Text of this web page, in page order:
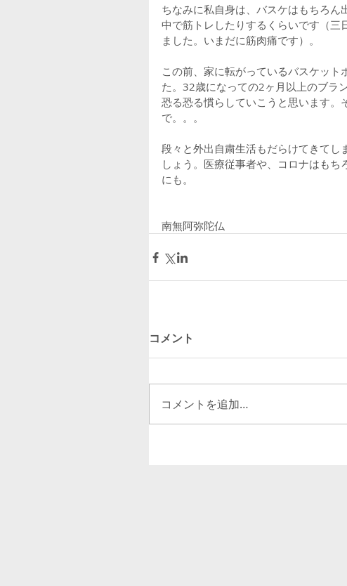
ちなみに私自身は、バスケはもちろ
中で筋トレしたりするくらいです（三
ました。いまだに筋肉痛です）。
この前、家に転がっているバスケッ
た。32歳になっての2ヶ月以上のブラ
恐る恐る慣らしていこうと思います
で。。。
段々と外出自粛生活もだらけてきてし
しょう。医療従事者や、コロナはも
にも。
南無阿弥陀仏
コメント
コメントを追加…